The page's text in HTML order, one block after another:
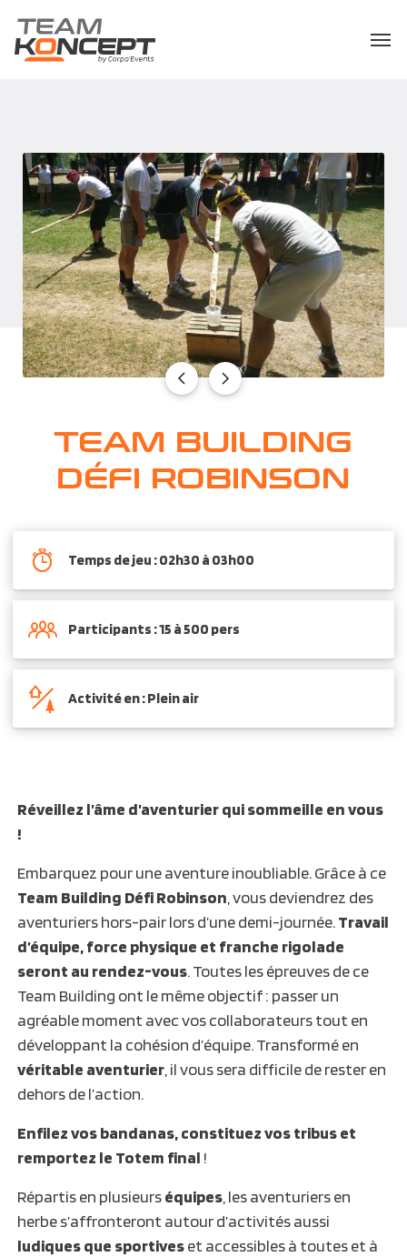
TEAM BUILDING
DÉFI ROBINSON
Temps de jeu : 02h30 à 03h00
Participants : 15 à 500 pers
Activité en : Plein air
Réveillez l’âme d’aventurier qui sommeille en vous
!
Embarquez pour une aventure inoubliable. Grâce à ce
Team Building Défi Robinson , vous deviendrez des
aventuriers hors-pair lors d’une demi-journée.Travail
d’équipe, force physique et franche rigolade
seront au rendez-vous. Toutes les épreuves de ce
Team Building ont le même objectif : passer un
agréable moment avec vos collaborateurs tout en
développant la cohésion d’équipe. Transformé en
véritable aventurier , il vous sera difficile de rester en
dehors de l’action.
Enfilez vos bandanas, constituez vos tribus et
remportez le Totem final !
Répartis en plusieurséquipes , les aventuriers en
herbe s’affronteront autour d’activités aussi
ludiques que sportiveset accessibles à toutes et à